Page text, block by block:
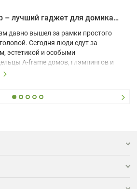
Почему проектор – лучший гаджет для домика в глэмпинге
давно вышел за рамки простого
Сегодня люди едут за
эстетикой и особыми
A-frame домов, глэмпингов и
растет, и
впечатлениями в соцсетях,